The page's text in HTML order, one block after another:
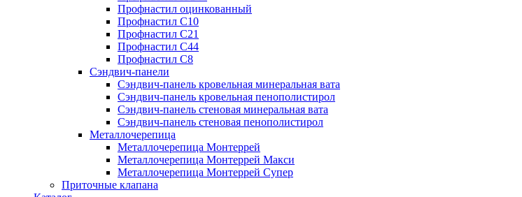
Профнастил оцинкованный
Профнастил С10
Профнастил С21
Профнастил С44
Профнастил С8
Сэндвич-панели
Сэндвич-панель кровельная минеральная вата
Сэндвич-панель кровельная пенополистирол
Сэндвич-панель стеновая минеральная вата
Сэндвич-панель стеновая пенополистирол
Металлочерепица
Металлочерепица Монтеррей
Металлочерепица Монтеррей Макси
Металлочерепица Монтеррей Супер
Приточные клапана